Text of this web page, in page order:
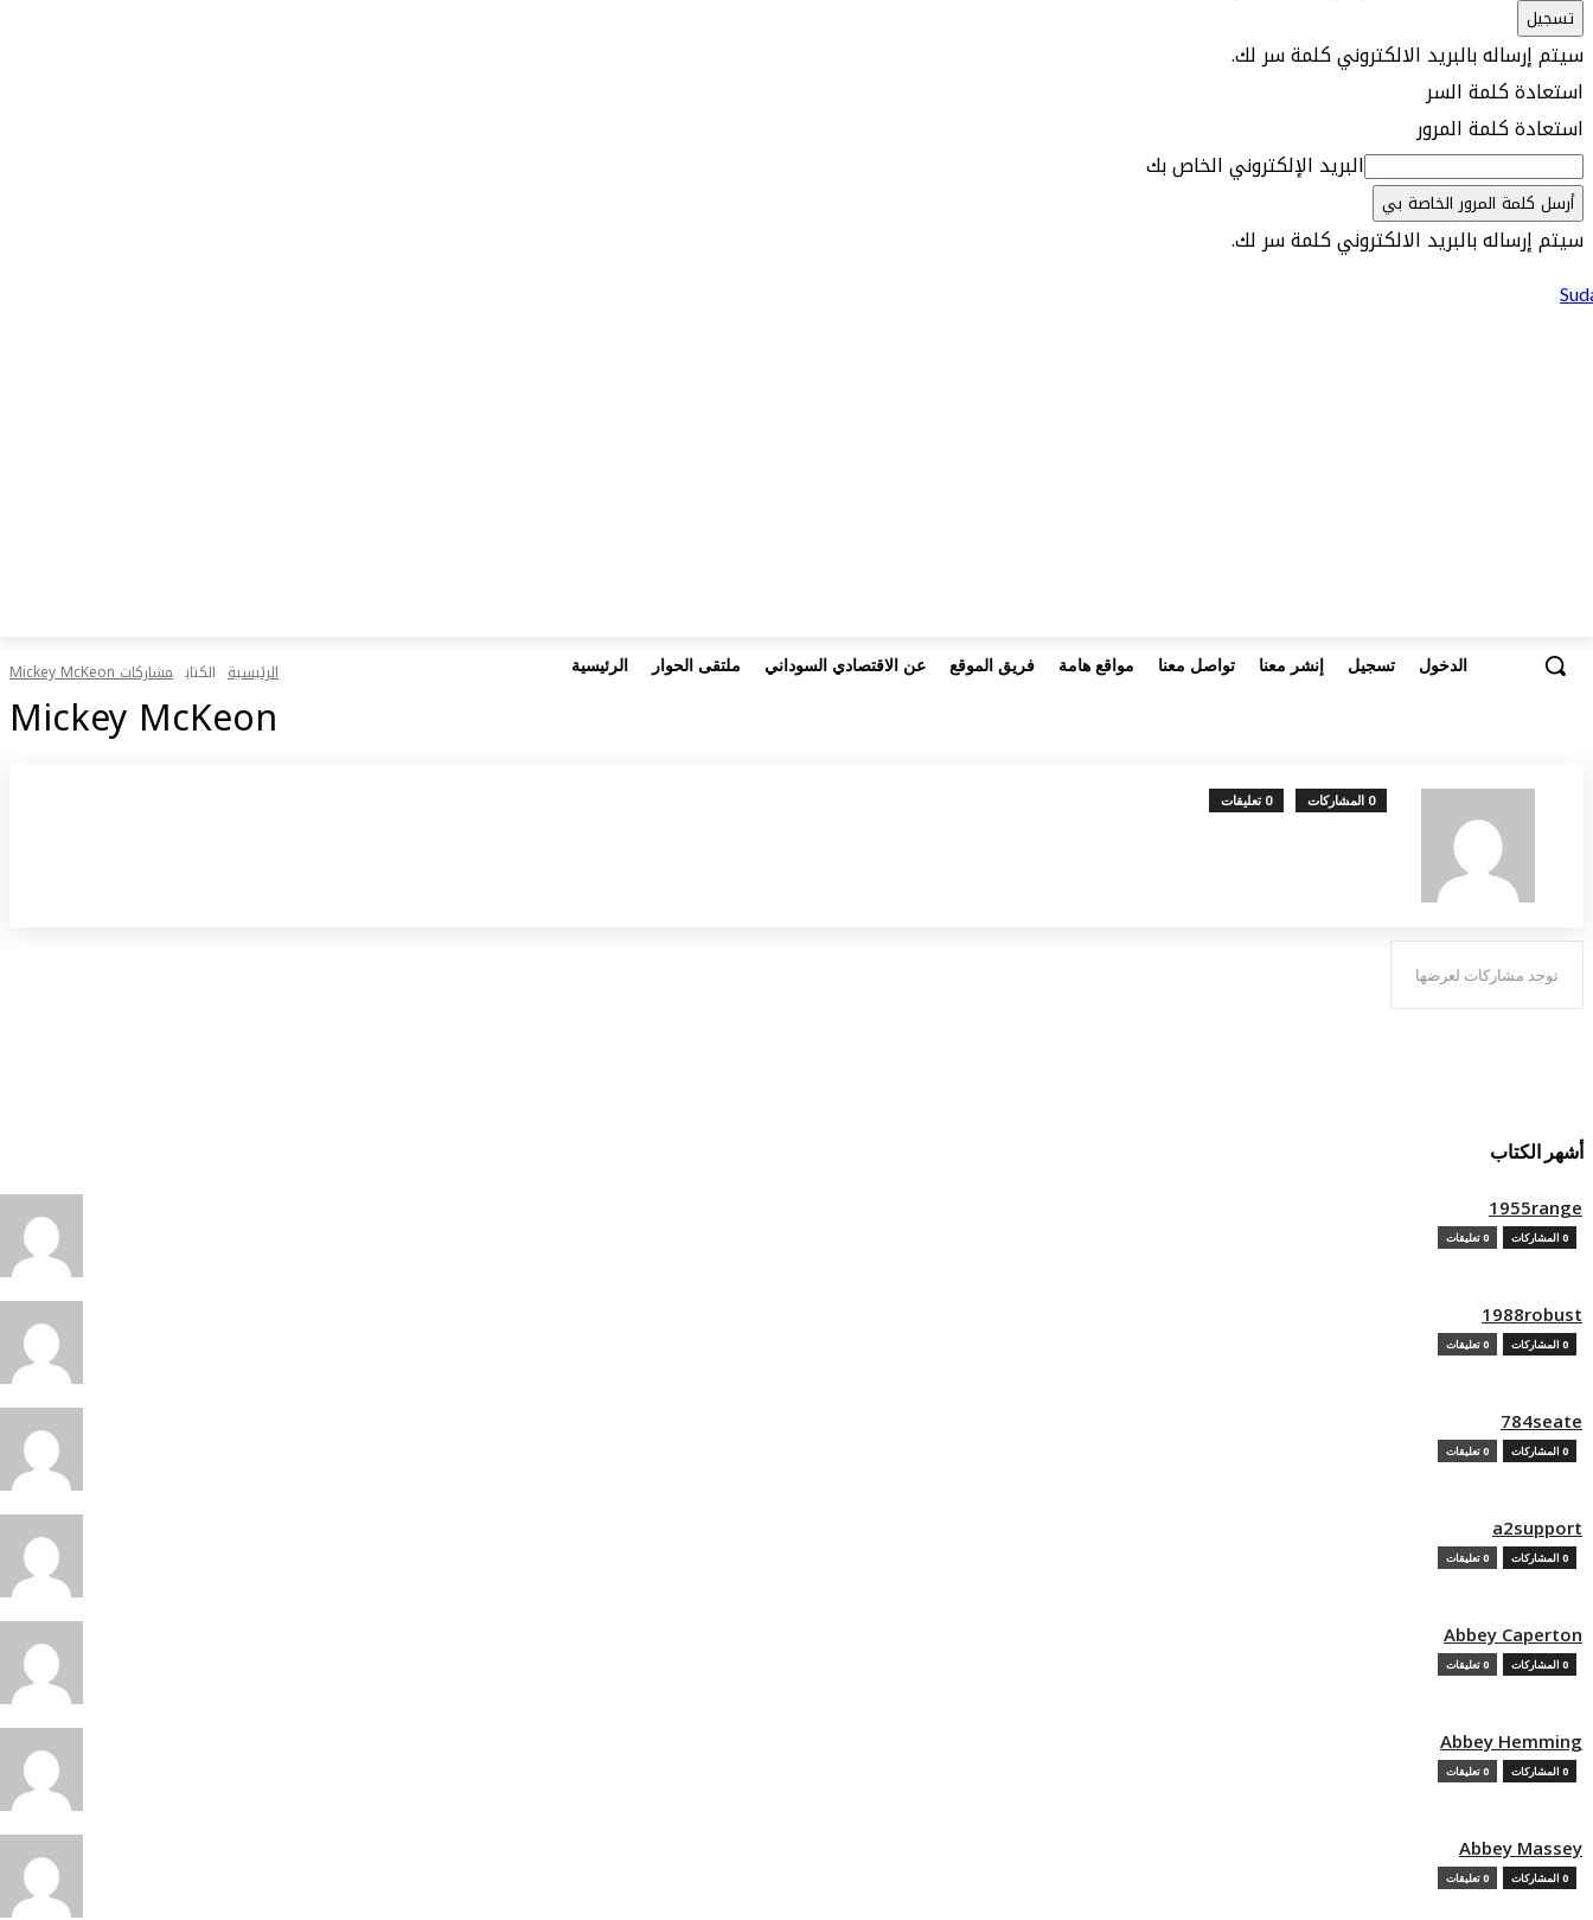
سيتم إرساله بالبريد الالكتروني كلمة سر لك.
استعادة كلمة السر
استعادة كلمة المرور
البريد الإلكتروني الخاص بك
سيتم إرساله بالبريد الالكتروني كلمة سر لك.
الرئيسية ملتقى الحوار عن الاقتصادي السوداني فريق الموقع مواقع هامة تواصل معنا إنشر معنا تسجيل الدخول الرئيسية الكتاب مشاركات Mickey McKeon
Mickey McKeon
0 المشاركات 0 تعليقات
توجد مشاركات لعرضها
أشهر الكتاب
1955range
0 المشاركات 0 تعليقات
1988robust
0 المشاركات 0 تعليقات
784seate
0 المشاركات 0 تعليقات
a2support
0 المشاركات 0 تعليقات
Abbey Caperton
0 المشاركات 0 تعليقات
Abbey Hemming
0 المشاركات 0 تعليقات
Abbey Massey
0 المشاركات 0 تعليقات